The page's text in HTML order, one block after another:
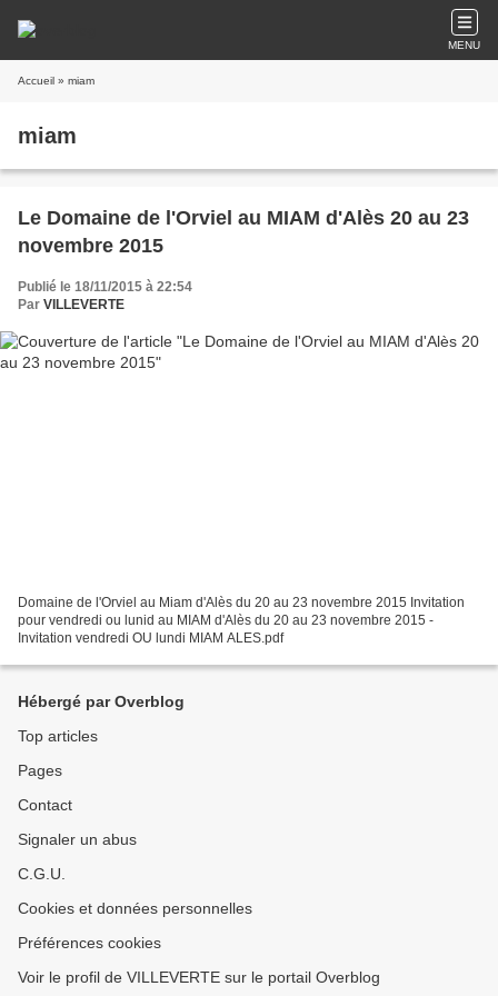
MENU
Accueil » miam
miam
Le Domaine de l'Orviel au MIAM d'Alès 20 au 23
novembre 2015
Publié le 18/11/2015 à 22:54
Par VILLEVERTE
Domaine de l'Orviel au Miam d'Alès du 20 au 23 novembre 2015 Invitation
pour vendredi ou lunid au MIAM d'Alès du 20 au 23 novembre 2015 -
Invitation vendredi OU lundi MIAM ALES.pdf
Hébergé par Overblog
Top articles
Pages
Contact
Signaler un abus
C.G.U.
Cookies et données personnelles
Préférences cookies
Voir le profil de VILLEVERTE sur le portail Overblog